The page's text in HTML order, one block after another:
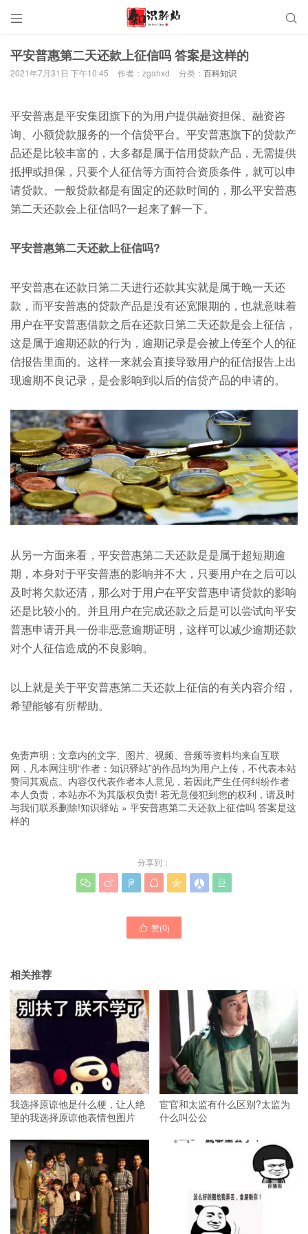
 
平安普惠第二天还款上征信吗 答案是这样的
2021年7月31日 下午10:45 作者：zgahxd 分类： 百科知识
平安普惠是平安集团旗下的为用户提供融资担保、融资咨
询、小额贷款服务的一个信贷平台。平安普惠旗下的贷款产
品还是比较丰富的，大多都是属于信用贷款产品，无需提供
抵押或担保，只要个人征信等方面符合资质条件，就可以申
请贷款。一般贷款都是有固定的还款时间的，那么平安普惠
第二天还款会上征信吗?一起来了解一下。
平安普惠第二天还款上征信吗?
平安普惠在还款日第二天进行还款其实就是属于晚一天还
款，而平安普惠的贷款产品是没有还宽限期的，也就意味着
用户在平安普惠借款之后在还款日第二天还款是会上征信，
这是属于逾期还款的行为，逾期记录是会被上传至个人的征
信报告里面的。这样一来就会直接导致用户的征信报告上出
现逾期不良记录，是会影响到以后的信贷产品的申请的。
从另一方面来看，平安普惠第二天还款是是属于超短期逾
期，本身对于平安普惠的影响并不大，只要用户在之后可以
及时将欠款还清，那么对于用户在平安普惠申请贷款的影响
还是比较小的。并且用户在完成还款之后是可以尝试向平安
普惠申请开具一份非恶意逾期证明，这样可以减少逾期还款
对个人征信造成的不良影响。
以上就是关于平安普惠第二天还款上征信的有关内容介绍，
希望能够有所帮助。
免责声明：文章内的文字、图片、视频、音频等资料均来自互联
网，凡本网注明“作者：知识驿站”的作品均为用户上传，不代表本站
赞同其观点。内容仅代表作者本人意见，若因此产生任何纠纷作者
本人负责，本站亦不为其版权负责! 若无意侵犯到您的权利，请及时
与我们联系删除!知识驿站 » 平安普惠第二天还款上征信吗 答案是这
样的
分享到：
      
 赞(0)
相关推荐
我选择原谅他是什么梗，让人绝
望的我选择原谅他表情包图片
宦官和太监有什么区别?太监为
什么叫公公